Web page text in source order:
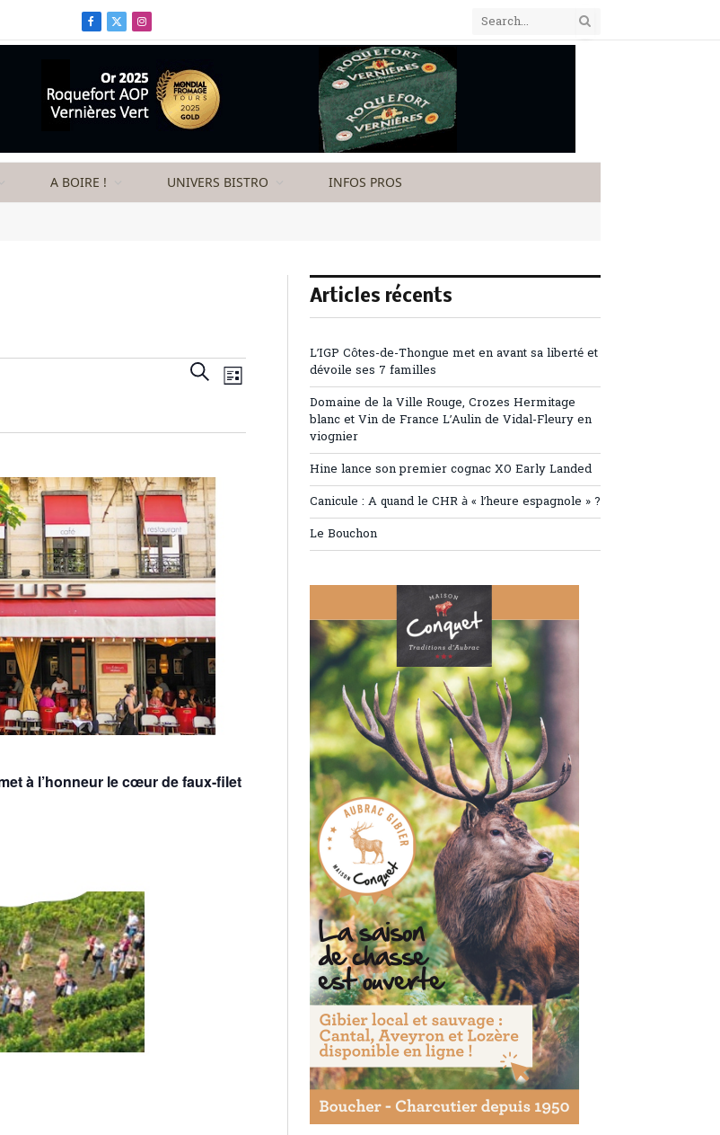
Facebook
X
(Twitter)
Instagram
A BOIRE ! UNIVERS BISTRO INFOS PROS
Recherche
navigation
vues
Évènements
RECHERCHENavigation
de
Évènement
LISTE
à l’honneur le cœur de faux-filet
Articles récents
L’IGP Côtes-de-Thongue met en avant sa liberté et
dévoile ses 7 familles
Domaine de la Ville Rouge, Crozes Hermitage
blanc et Vin de France L’Aulin de Vidal-Fleury en
viognier
Hine lance son premier cognac XO Early Landed
Canicule : A quand le CHR à « l’heure espagnole » ?
Le Bouchon